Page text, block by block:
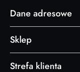
Dane adresowe
Sklep
Strefa klienta